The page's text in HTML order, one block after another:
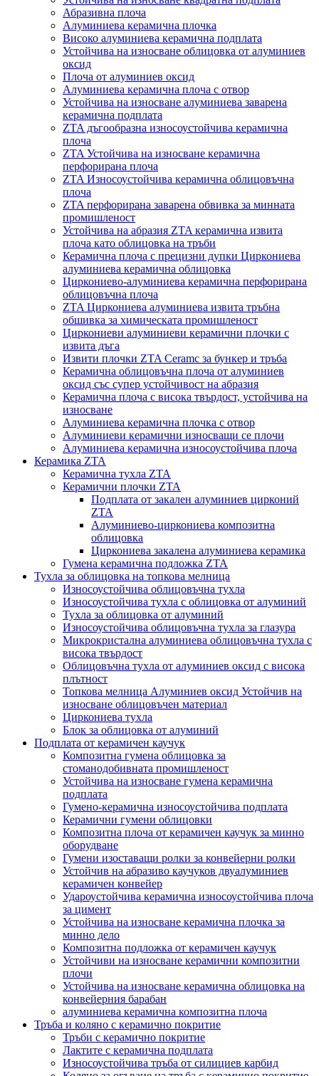
Абразивна плоча
Алуминиева керамична плочка
Високо алуминиева керамична подплата
Устойчива на износване облицовка от алуминиев
оксид
Плоча от алуминиев оксид
Алуминиева керамична плоча с отвор
Устойчива на износване алуминиева заварена
керамична подплата
ZTA дъгообразна износоустойчива керамична
плоча
ZTA Устойчива на износване керамична
перфорирана плоча
ZTA Износоустойчива керамична облицовъчна
плоча
ZTA перфорирана заварена обвивка за минната
промишленост
Устойчива на абразия ZTA керамична извита
плоча като облицовка на тръби
Керамична плоча с прецизни дупки Циркониева
алуминиева керамична облицовка
Циркониево-алуминиева керамична перфорирана
облицовъчна плоча
ZTA Циркониева алуминиева извита тръбна
обшивка за химическата промишленост
Циркониеви алуминиеви керамични плочки с
извита дъга
Извити плочки ZTA Ceramc за бункер и тръба
Керамична облицовъчна плоча от алуминиев
оксид със супер устойчивост на абразия
Керамична плоча с висока твърдост, устойчива на
износване
Алуминиева керамична плочка с отвор
Алуминиеви керамични износващи се плочи
Алуминиева керамична износоустойчива плоча
Керамика ZTA
Керамична тухла ZTA
Керамични плочки ZTA
Подплата от закален алуминиев цирконий
ZTA
Алуминиево-циркониева композитна
облицовка
Циркониева закалена алуминиева керамика
Гумена керамична подложка ZTA
Тухла за облицовка на топкова мелница
Износоустойчива облицовъчна тухла
Износоустойчива тухла с облицовка от алуминий
Тухла за облицовка от алуминий
Износоустойчива облицовъчна тухла за глазура
Микрокристална алуминиева облицовъчна тухла с
висока твърдост
Облицовъчна тухла от алуминиев оксид с висока
плътност
Топкова мелница Алуминиев оксид Устойчив на
износване облицовъчен материал
Циркониева тухла
Блок за облицовка от алуминий
Подплата от керамичен каучук
Композитна гумена облицовка за
стоманодобивната промишленост
Устойчива на износване гумена керамична
подплата
Гумено-керамична износоустойчива подплата
Керамични гумени облицовки
Композитна плоча от керамичен каучук за минно
оборудване
Гумени изоставащи ролки за конвейерни ролки
Устойчив на абразиво каучуков двуалуминиев
керамичен конвейер
Удароустойчива керамична износоустойчива плоча
за цимент
Устойчива на износване керамична плочка за
минно дело
Композитна подложка от керамичен каучук
Устойчиви на износване керамични композитни
плочи
Устойчива на износване керамична облицовка на
конвейерния барабан
алуминиева керамична композитна плоча
Тръба и коляно с керамично покритие
Тръби с керамично покритие
Лактите с керамична подплата
Износоустойчива тръба от силициев карбид